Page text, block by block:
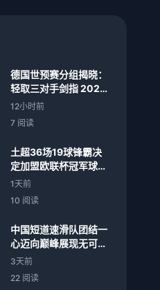
德国世预赛分组揭晓：
轻取三对手剑指 2026
世界杯
12小时前
7 阅读
土超36场19球锋霸决
定加盟欧联杯冠军球队
欲成核心球员
1天前
10 阅读
中国短道速滑队团结一
心迈向巅峰展现无可阻
挡的力量
3天前
22 阅读